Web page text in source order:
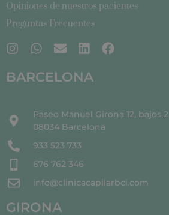
Opiniones de nuestros pacientes
Preguntas Frecuentes
BARCELONA
Paseo Manuel Girona 12, bajos 2
08034 Barcelona
933 523 733
676 762 346
info@clinicacapilarbci.com
GIRONA